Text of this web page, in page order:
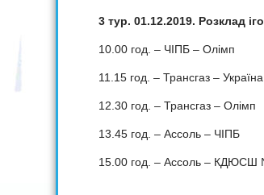
3 тур. 01.12.2019. Розклад
10.00 год. – ЧІПБ – Олімп
11.15 год. – Трансгаз –
12.30 год. – Трансгаз – Олімп
13.45 год. – Ассоль – ЧІПБ
15.00 год. – Ассоль –